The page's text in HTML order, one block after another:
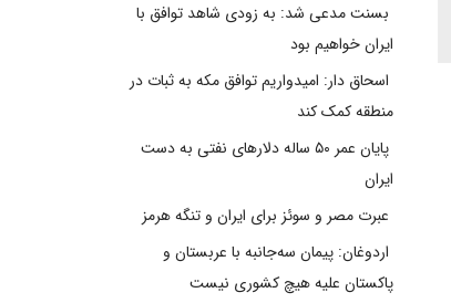
بسنت مدعی شد: به زودی شاهد توافق با
ایران خواهیم بود
اسحاق دار: امیدواریم توافق مکه به ثبات در
منطقه کمک کند
پایان عمر ۵۰ ساله دلارهای نفتی به دست
ایران
عبرت مصر و سوئز برای ایران و تنگه هرمز
اردوغان: پیمان سه‌جانبه با عربستان و
پاکستان علیه هیچ کشوری نیست